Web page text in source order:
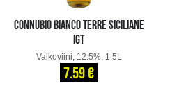
CONNUBIO BIANCO TERRE SICILIANE
IGT
Valkoviini, 12.5%, 1.5L
7.59 €